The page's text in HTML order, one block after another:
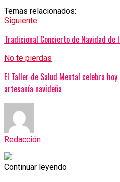
Temas relacionados:
Siguiente
Tradicional Concierto de Navidad de
No te pierdas
El Taller de Salud Mental celebra
artesanía navideña
Redacción
Continuar leyendo